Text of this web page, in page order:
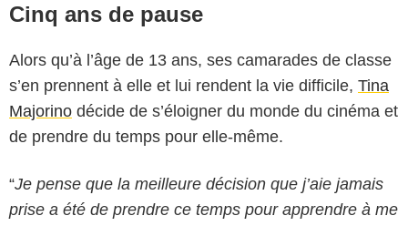
Cinq ans de pause
Alors qu’à l’âge de 13 ans, ses camarades de classe
s’en prennent à elle et lui rendent la vie difficile, Tina
Majorino décide de s’éloigner du monde du cinéma et
de prendre du temps pour elle-même.
“Je pense que la meilleure décision que j’aie jamais
prise a été de prendre ce temps pour apprendre à me